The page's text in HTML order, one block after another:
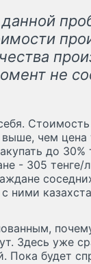
не
выше, чем
до
- 305
ними
Здесь уже
Пока будет